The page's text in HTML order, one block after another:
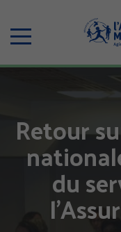
au
contenu
Menu
Retour
du